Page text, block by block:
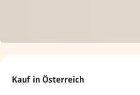
Kauf in Österreich